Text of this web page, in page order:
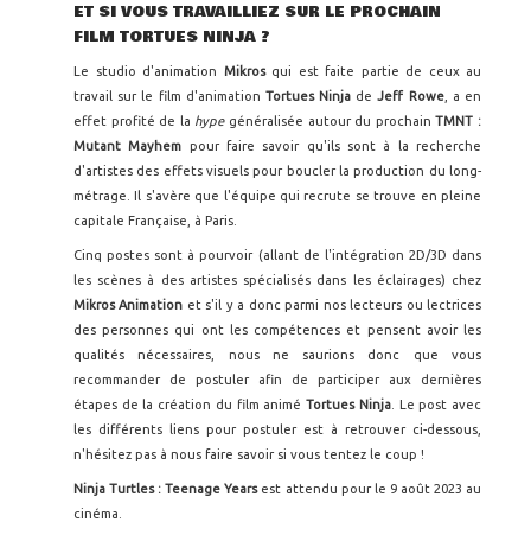
ET SI VOUS TRAVAILLIEZ SUR LE PROCHAIN
FILM TORTUES NINJA ?
Le studio d'animation Mikrosqui est faite partie de ceux au
travail sur le film d'animation Tortues Ninja deJeff Rowe, a en
effet profité de la hype généralisée autour du prochainTMNT :
Mutant Mayhem pour faire savoir qu'ils sont à la recherche
d'artistes des effets visuels pour boucler la production du long-
métrage. Il s'avère que l'équipe qui recrute se trouve en pleine
capitale Française, à Paris.
Cinq postes sont à pourvoir (allant de l'intégration 2D/3D dans
les scènes à des artistes spécialisés dans les éclairages) chez
Mikros Animation et s'il y a donc parmi nos lecteurs ou lectrices
des personnes qui ont les compétences et pensent avoir les
qualités nécessaires, nous ne saurions donc que vous
recommander de postuler afin de participer aux dernières
étapes de la création du film animéTortues Ninja. Le post avec
les différents liens pour postuler est à retrouver ci-dessous,
n'hésitez pas à nous faire savoir si vous tentez le coup !
Ninja Turtles : Teenage Years est attendu pour le 9 août 2023 au
cinéma.